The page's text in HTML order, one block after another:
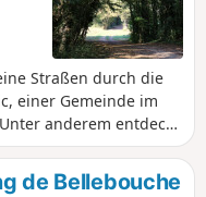
Straßen durch die
einer Gemeinde im
anderem entdeckt
de la Hire.
de Bellebouche